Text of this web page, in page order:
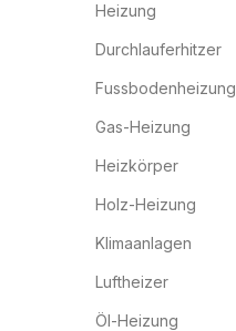
Heizung
Durchlauferhitzer
Fussbodenheizung
Gas-Heizung
Heizkörper
Holz-Heizung
Klimaanlagen
Luftheizer
Öl-Heizung